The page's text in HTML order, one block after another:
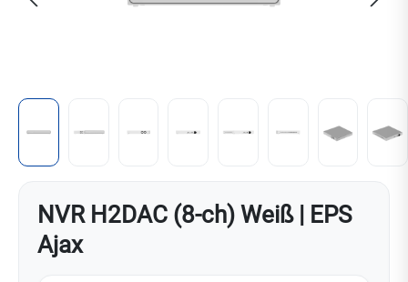
NVR H2DAC (8-ch) Weiß | EPS
Ajax